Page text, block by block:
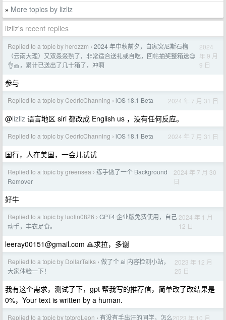
» More topics by lizliz
lizliz's recent replies
Replied to a topic by herozzm › 2024 年中秋前夕，自家突尼斯石榴
（云南大理）又双叒叕熟了，非常适合送礼或自吃，回帖抽奖整箱送😋
👌🧺，累计已送出了几十箱了，冲啊
2024
年 9 月
9 日
参与
Replied to a topic by CedricChanning › iOS 18.1 Beta 2024 年 7 月 31 日
@lizliz 语言地区 siri 都改成 English us ，没有任何反应。
Replied to a topic by CedricChanning › iOS 18.1 Beta 2024 年 7 月 31 日
国行，人在美国，一会儿试试
Replied to a topic by greensea › 练手做了一个 Background
Remover
2024 年 7 月 30
日
好牛
Replied to a topic by luolin0826 › GPT4 企业版免费使用，自己
动手，丰衣足食。
2024 年 1 月
12 日
leeray00151@gmail.com 🙏求拉，多谢
Replied to a topic by DollarTalks › 做了个 ai 内容检测小站，
大家体验一下！
2023 年 12 月
25 日
我有这个需求，测试了下，gpt 帮我写的推荐信，简单改了改结果是
0%，Your text is written by a human.
Replied to a topic by totoroLeon › 有没有手出汗的同学，怎么2023 年 10 月